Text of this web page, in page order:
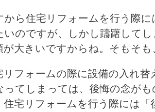
から住宅リフォームを行う際
いのですが、しかし躊躇して
が大きいですからね。そもそも
リフォームの際に設備の入れ
ってしまっては、後悔の念が
住宅リフォームを行う際には